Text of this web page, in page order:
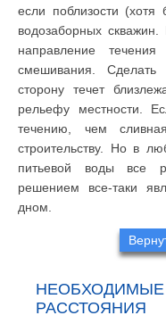
если поблизости
водозаборных
направление
смешивания.
сторону течет
рельефу местности.
течению, чем
строительству. Но в
питьевой воды все
решением все-таки
дном.
РАССТОЯНИЯ